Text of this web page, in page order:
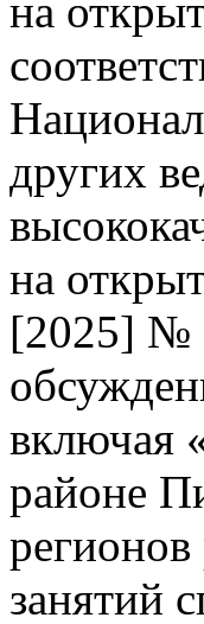
на
других
на
[2025] №
включая
районе
занятий